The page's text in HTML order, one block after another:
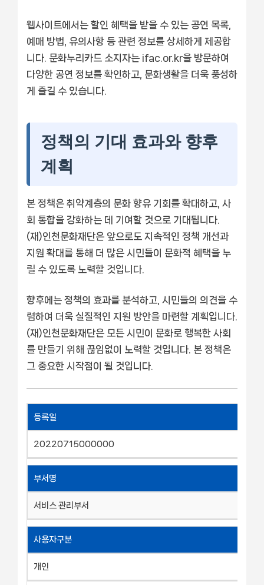
웹사이트에서는 할인 혜택을 받을 수 있는 공연 목록,
예매 방법, 유의사항 등 관련 정보를 상세하게 제공합
니다. 문화누리카드 소지자는 ifac.or.kr을 방문하여
다양한 공연 정보를 확인하고, 문화생활을 더욱 풍성하
게 즐길 수 있습니다.
정책의 기대 효과와 향후
계획
본 정책은 취약계층의 문화 향유 기회를 확대하고, 사
회 통합을 강화하는 데 기여할 것으로 기대됩니다.
(재)인천문화재단은 앞으로도 지속적인 정책 개선과
지원 확대를 통해 더 많은 시민들이 문화적 혜택을 누
릴 수 있도록 노력할 것입니다.
향후에는 정책의 효과를 분석하고, 시민들의 의견을 수
렴하여 더욱 실질적인 지원 방안을 마련할 계획입니다.
(재)인천문화재단은 모든 시민이 문화로 행복한 사회
를 만들기 위해 끊임없이 노력할 것입니다. 본 정책은
그 중요한 시작점이 될 것입니다.
등록일
20220715000000
부서명
서비스 관리부서
사용자구분
개인